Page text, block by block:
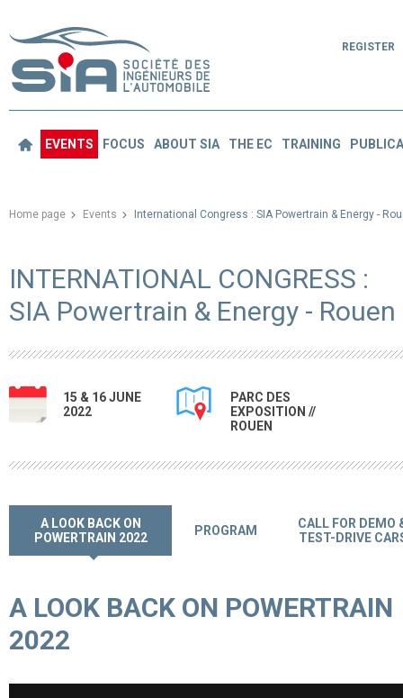
REGISTER
EVENTS FOCUS ABOUT SIA THE EC TRAINING
Home page Events International Congress : SIA Powertrain & Energy -
INTERNATIONAL CONGRESS :
SIA Powertrain & Energy -
15 & 16 JUNE
2022
PARC DES
EXPOSITION //
ROUEN
A LOOK BACK ON
POWERTRAIN 2022
PROGRAM
CALL FOR DEMO
TEST-DRIVE
A LOOK BACK ON POWERTRAIN
2022